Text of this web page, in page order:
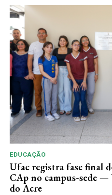
EDUCAÇÃO
Ufac registra fase final
CAp no campus-sede —
do Acre